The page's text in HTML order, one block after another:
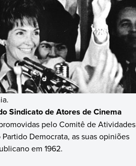
Sindicato de Atores de Cinema
pelo Comitê de Atividades
Democrata, as suas opiniões
em 1962.